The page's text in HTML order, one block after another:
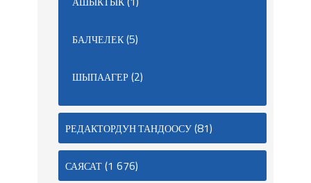
БАЛЧЕЛЕК(5)
ШЫПААГЕР(2)
РЕДАКТОРДУН ТАНДООСУ(81)
САЯСАТ(1 676)